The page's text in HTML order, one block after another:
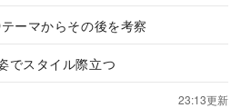
ーマからその後を考察
でスタイル際立つ
23:13更新